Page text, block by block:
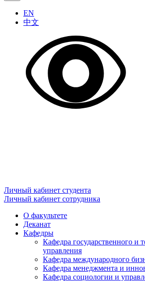
EN
中文
Личный кабинет студента
Личный кабинет сотрудника
О факультете
Деканат
Кафедры
Кафедра государственного и
управления
Кафедра международного
Кафедра менеджмента и
Кафедра социологии и